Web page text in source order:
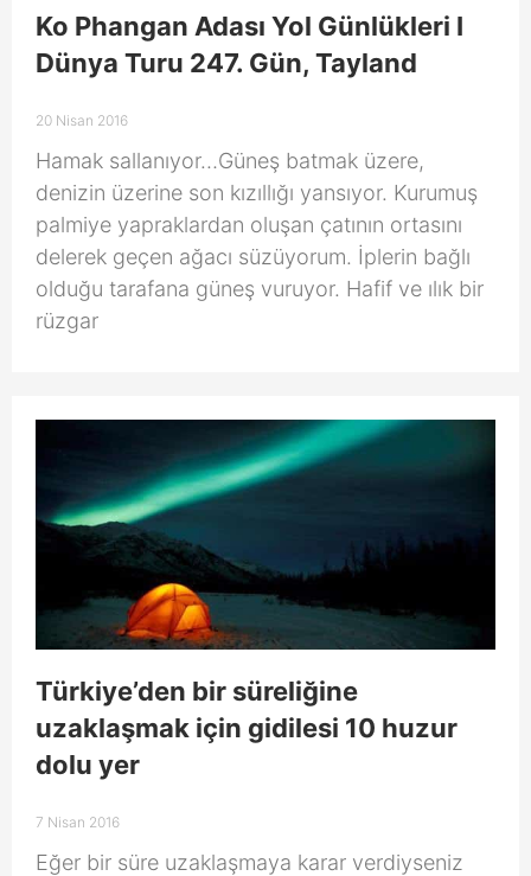
Ko Phangan Adası Yol Günlükleri I
Dünya Turu 247. Gün, Tayland
20 Nisan 2016
Hamak sallanıyor…Güneş batmak üzere,
denizin üzerine son kızıllığı yansıyor. Kurumuş
palmiye yapraklardan oluşan çatının ortasını
delerek geçen ağacı süzüyorum. İplerin bağlı
olduğu tarafana güneş vuruyor. Hafif ve ılık bir
rüzgar
Türkiye’den bir süreliğine
uzaklaşmak için gidilesi 10 huzur
dolu yer
7 Nisan 2016
Eğer bir süre uzaklaşmaya karar verdiyseniz